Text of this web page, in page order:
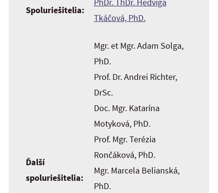
Spoluriešitelia:
PhDr. ThDr. Hedviga
Tkáčová, PhD.
Ďalší
spoluriešitelia:
Mgr. et Mgr. Adam Solga,
PhD.
Prof. Dr. Andrei Richter,
DrSc.
Doc. Mgr. Katarína
Motyková, PhD.
Prof. Mgr. Terézia
Rončáková, PhD.
Mgr. Marcela Belianská,
PhD.